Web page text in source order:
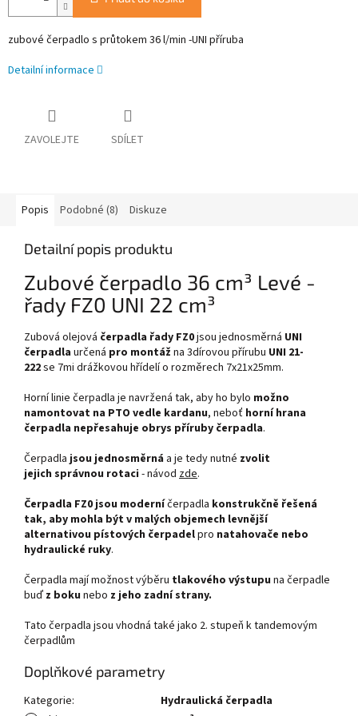
zubové čerpadlo s průtokem 36l/min -UNI příruba
Detailní informace
ZAVOLEJTE SDÍLET
Popis Podobné (8) Diskuze
Detailní popis produktu
Zubové čerpadlo 36 cm³ Levé -
řady FZ0 UNI 22 cm³
Zubová olejová čerpadla řady FZ0jsou jednosměrná UNI
čerpadla určená pro montáž na 3dírovou přírubu UNI 21-
222se 7mi drážkovou hřídelí o rozměrech 7x21x25mm.
Horní linie čerpadla je navržená tak, aby ho bylo možno
namontovat na PTO vedle kardanu, neboť horní hrana
čerpadla nepřesahuje obrys příruby čerpadla.
Čerpadla jsou jednosměrná a je tedy nutné zvolit
jejich správnou rotaci - návod zde.
Čerpadla FZ0 jsou moderníčerpadla konstrukčně řešená
tak, aby mohla být v malých objemech levnější
alternativou pístových čerpadelpro natahovače nebo
hydraulické ruky.
Čerpadla mají možnost výběru tlakového výstupu na čerpadle
buď z boku nebo z jeho zadní strany.
Tato čerpadla jsou vhodná také jako 2. stupeň k tandemovým
čerpadlům
Doplňkové parametry
Kategorie:
Hydraulická čerpadla